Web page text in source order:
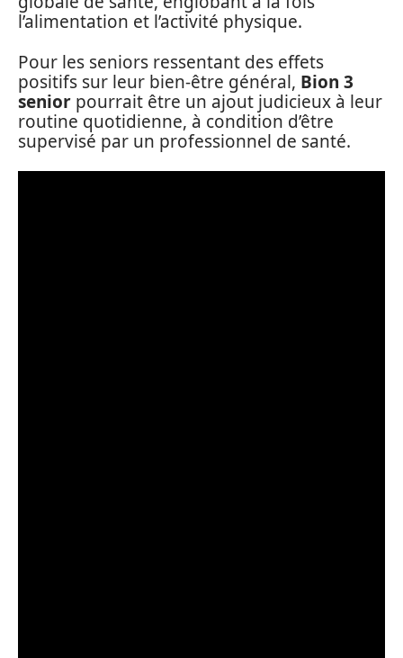
l’alimentation et l’activité physique.
Pour les seniors ressentant des effets
positifs sur leur bien-être général, Bion 3
senior pourrait être un ajout judicieux à leur
routine quotidienne, à condition d’être
supervisé par un professionnel de santé.